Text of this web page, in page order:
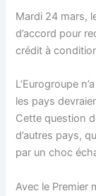
Mardi 24 mars,
d’accord pour
crédit à
L’Eurogroupe
les pays
Cette question
d’autres pays,
par un choc
Avec le Premier